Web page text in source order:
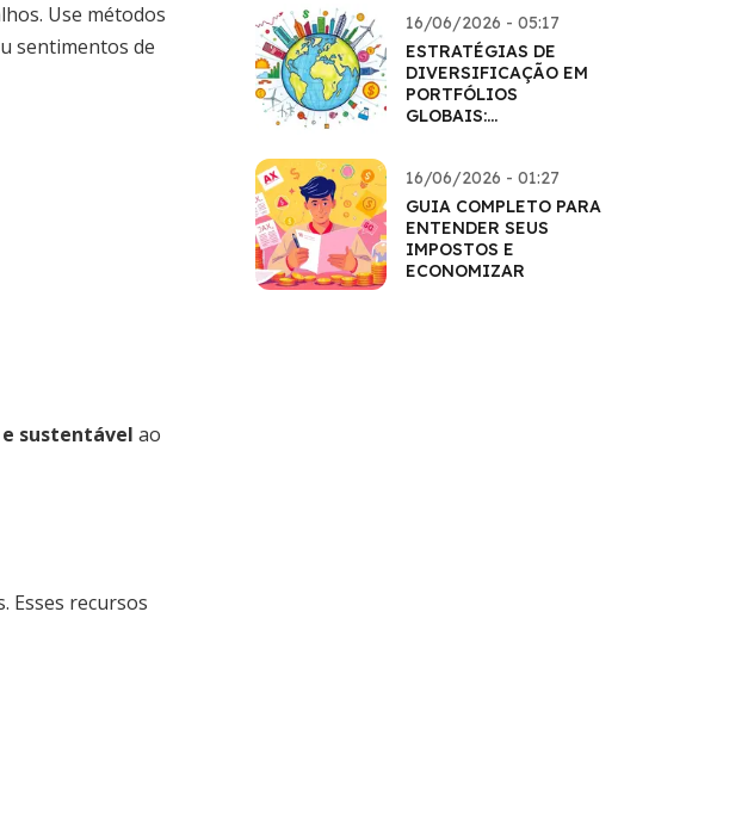
Use métodos
sentimentos de
sustentável ao
Esses recursos
16/06/2026 - 05:17
ESTRATÉGIAS DE
DIVERSIFICAÇÃO EM
PORTFÓLIOS
GLOBAIS:
16/06/2026 - 01:27
GUIA COMPLETO PARA
ENTENDER SEUS
IMPOSTOS E
ECONOMIZAR